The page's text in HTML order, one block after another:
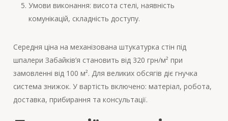
Умови виконання: висота стелі, наявність
комунікацій, складність доступу.
Середня ціна на механізована штукатурка стін під
шпалери Забайків’я становить від 320 грн/м² при
замовленні від 100 м². Для великих обсягів діє гнучка
система знижок. У вартість включено: матеріал, робота,
доставка, прибирання та консультації.